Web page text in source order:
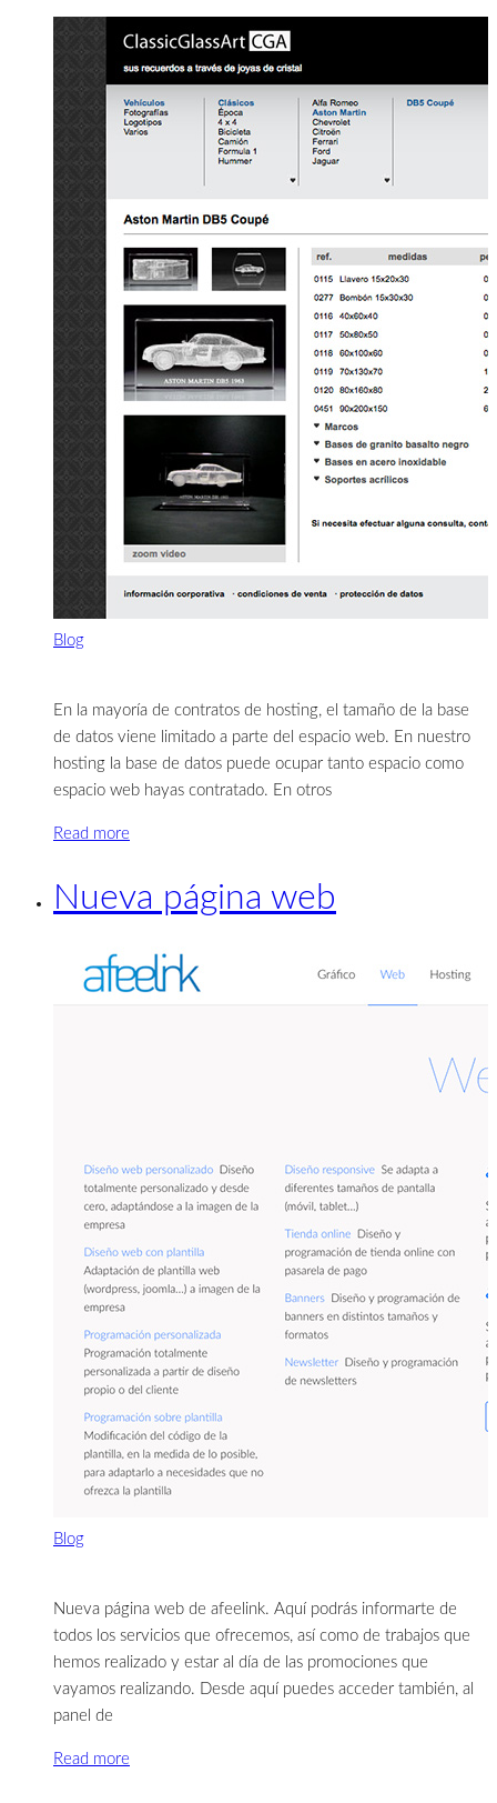
Blog
En la mayoría de contratos de hosting, el tamaño de la base
de datos viene limitado a parte del espacio web. En nuestro
hosting la base de datos puede ocupar tanto espacio como
espacio web hayas contratado. En otros
Read more
Nueva página web
Blog
Nueva página web de afeelink. Aquí podrás informarte de
todos los servicios que ofrecemos, así como de trabajos que
hemos realizado y estar al día de las promociones que
vayamos realizando. Desde aquí puedes acceder también, al
panel de
Read more